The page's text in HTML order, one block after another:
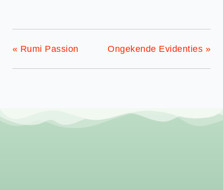
« Rumi Passion Ongekende Evidenties »